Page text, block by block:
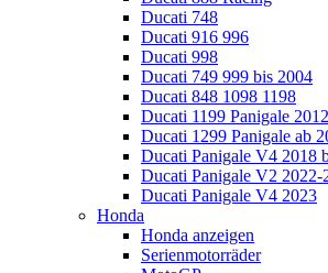
Ducati 748
Ducati 916 996
Ducati 998
Ducati 749 999 bis 2004
Ducati 848 1098 1198
Ducati 1199 Panigale
Ducati 1299 Panigale ab
Ducati Panigale V4 2018
Ducati Panigale V2 2022-
Ducati Panigale V4 2023
Honda
Honda anzeigen
Serienmotorräder